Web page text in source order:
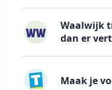
Waalwijk
dan er
Maak je